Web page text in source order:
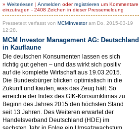
» Weiterlesen | Anmelden oderregistrieren um Kommentare
einzutragen - 2408 Zeichen in dieser Pressemeldung
Pressetext verfasst von MCMInvestoram Do, 2015-03-19
12:28.
MCM Investor Management AG: Deutschland
in Kauflaune
Die deutschen Konsumenten lassen es sich
richtig gut gehen – und das wirkt sich positiv
auf die komplette Wirtschaft aus 19.03.2015.
Die Bundesbürger blicken optimistisch in die
Zukunft und kaufen, was das Zeug hält. So
erreichte der Index des GfK-Konsumklimas zu
Beginn des Jahres 2015 den höchsten Stand
seit 13 Jahren. Des Weiteren erwartet der
Handelsverband Deutschland (HDE) im